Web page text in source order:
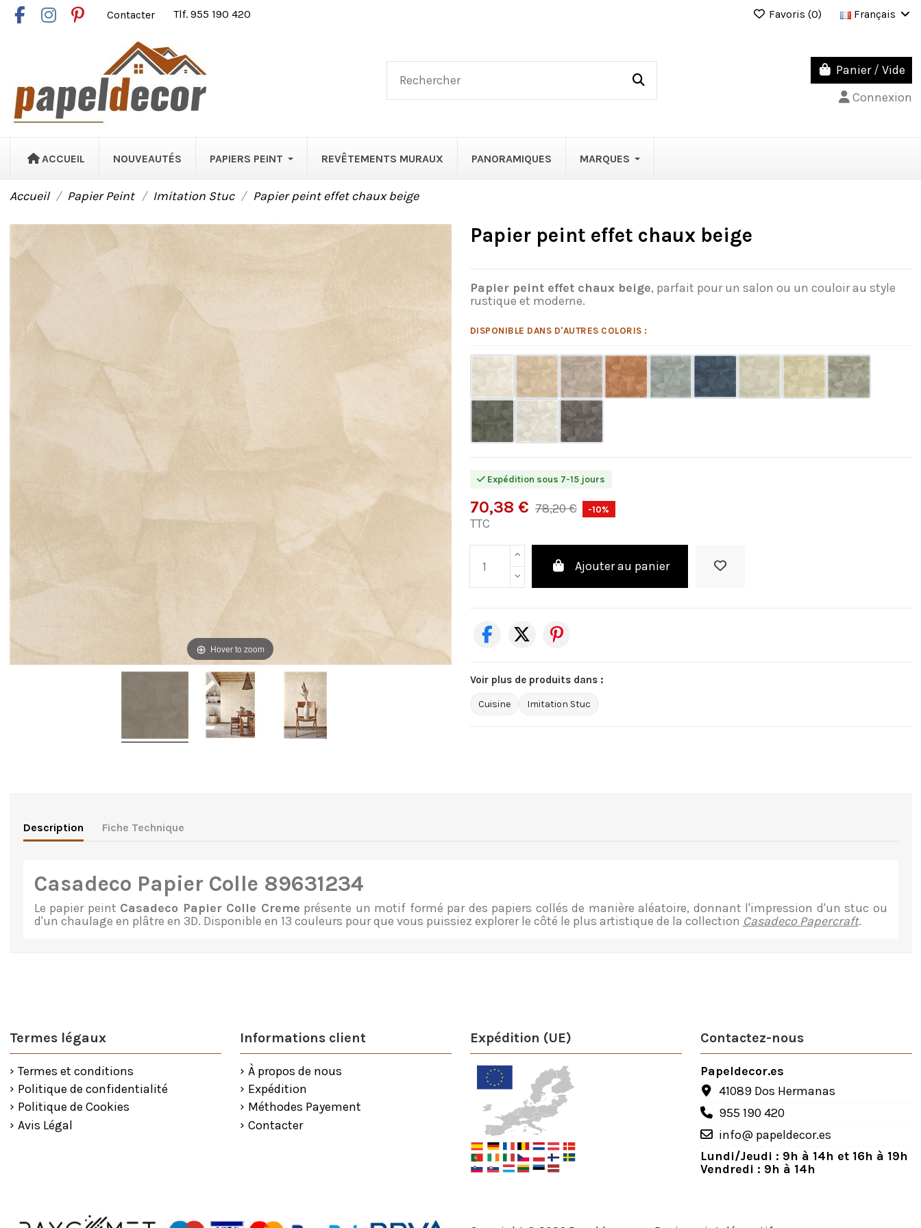
Contacter Tlf. 955 190 420 Favoris (0) Français
Panier / Vide
Connexion
ACCUEIL NOUVEAUTÉS PAPIERS PEINT REVÊTEMENTS MURAUX PANORAMIQUES MARQUES
Accueil Papier Peint Imitation Stuc Papier peint effet chaux beige
Hover to zoom
Papier peint effet chaux beige
Papier peint effet chaux beige, parfait pour un salon ou un couloir au style
rustique et moderne.
DISPONIBLE DANS D'AUTRES COLORIS :
Expédition sous 7-15 jours
70,38 € 78,20 € -10%
TTC
Ajouter au panier
Voir plus de produits dans :
Cuisine Imitation Stuc
Description Fiche Technique
Casadeco Papier Colle 89631234
Le papier peint Casadeco Papier Colle Creme présente un motif formé par des papiers collés de manière aléatoire, donnant l'impression d'un stuc ou
d'un chaulage en plâtre en 3D. Disponible en 13 couleurs pour que vous puissiez explorer le côté le plus artistique de la collection Casadeco Papercraft.
Termes légaux
Termes et conditions
Politique de confidentialité
Politique de Cookies
Avis Légal
Informations client
À propos de nous
Expédition
Méthodes Payement
Contacter
Expédition (UE) Contactez-nous
Papeldecor.es
41089 Dos Hermanas
955 190 420
info@ papeldecor.es
Lundi/Jeudi : 9h à 14h et 16h à 19h
Vendredi : 9h à 14h